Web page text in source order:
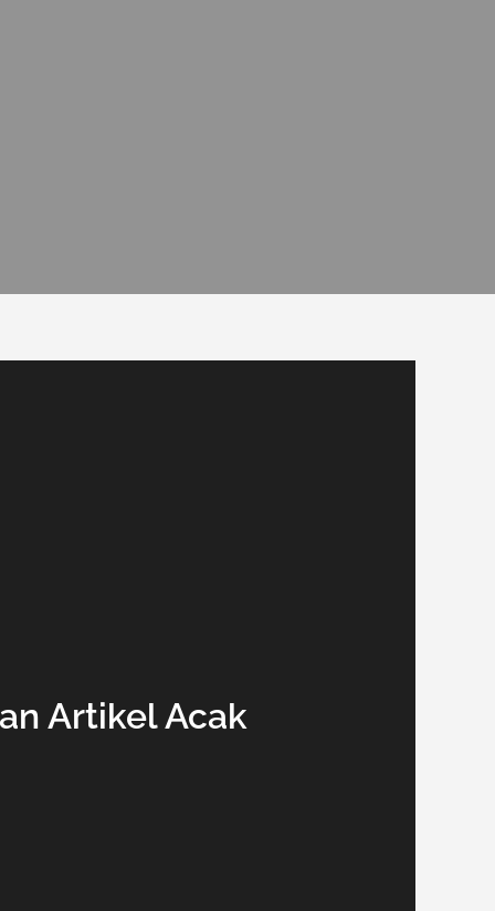
Artikel Acak